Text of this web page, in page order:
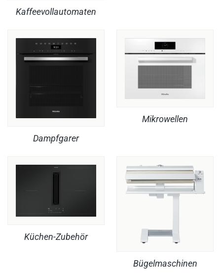
Kaffeevollautomaten
Dampfgarer
Mikrowellen
Küchen-Zubehör
Bügelmaschinen